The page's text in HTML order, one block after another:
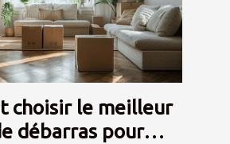
choisir le meilleur
débarras pour